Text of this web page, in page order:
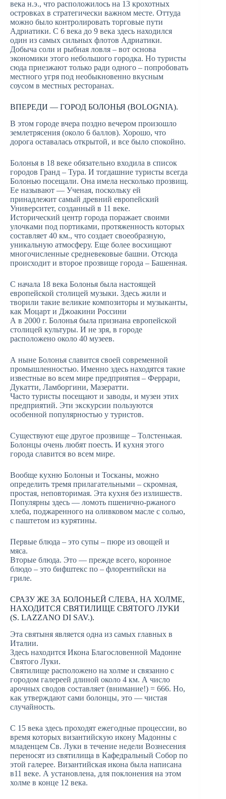
века н.э., что расположилось на 13 крохотных
островках в стратегически важном месте. Оттуда
можно было контролировать торговые пути
Адриатики. С 6 века до 9 века здесь находился
один из самых сильных флотов Адриатики.
Добыча соли и рыбная ловля – вот основа
экономики этого небольшого городка. Но туристы
сюда приезжают только ради одного – попробовать
местного угря под необыкновенно вкусным
соусом в местных ресторанах.
ВПЕРЕДИ — ГОРОД БОЛОНЬЯ (BOLOGNIA).
В этом городе вчера поздно вечером произошло
землетрясения (около 6 баллов). Хорошо, что
дорога оставалась открытой, и все было спокойно.
Болонья в 18 веке обязательно входила в список
городов Гранд – Тура. И тогдашние туристы всегда
Болонью посещали. Она имела несколько прозвищ.
Ее называют — Ученая, поскольку ей
принадлежит самый древний европейский
Университет, созданный в 11 веке.
Исторический центр города поражает своими
улочками под портиками, протяженность которых
составляет 40 км., что создает своеобразную,
уникальную атмосферу. Еще более восхищают
многочисленные средневековые башни. Отсюда
происходит и второе прозвище города – Башенная.
С начала 18 века Болонья была настоящей
европейской столицей музыки. Здесь жили и
творили такие великие композиторы и музыканты,
как Моцарт и Джоакини Россини
А в 2000 г. Болонья была признана европейской
столицей культуры. И не зря, в городе
расположено около 40 музеев.
А ныне Болонья славится своей современной
промышленностью. Именно здесь находятся такие
известные во всем мире предприятия – Феррари,
Дукатти, Ламборгини, Мазератти.
Часто туристы посещают и заводы, и музеи этих
предприятий. Эти экскурсии пользуются
особенной популярностью у туристов.
Существуют еще другое прозвище – Толстенькая.
Болонцы очень любят поесть. И кухня этого
города славится во всем мире.
Вообще кухню Болоньи и Тосканы, можно
определить тремя прилагательными – скромная,
простая, неповторимая. Эта кухня без излишеств.
Популярны здесь — ломоть пшенично-ржаного
хлеба, поджаренного на оливковом масле с солью,
с паштетом из курятины.
Первые блюда – это супы – пюре из овощей и
мяса.
Вторые блюда. Это — прежде всего, коронное
блюдо – это бифштекс по – флорентийски на
гриле.
СРАЗУ ЖЕ ЗА БОЛОНЬЕЙ СЛЕВА, НА ХОЛМЕ,
НАХОДИТСЯ СВЯТИЛИЩЕ СВЯТОГО ЛУКИ
(S. LAZZANO DI SAV.).
Эта святыня является одна из самых главных в
Италии.
Здесь находится Икона Благословенной Мадонне
Святого Луки.
Святилище расположено на холме и связанно с
городом галереей длиной около 4 км. А число
арочных сводов составляет (внимание!) = 666. Но,
как утверждают сами болонцы, это — чистая
случайность.
С 15 века здесь проходят ежегодные процессии, во
время которых византийскую икону Мадонны с
младенцем Св. Луки в течение недели Вознесения
переносят из святилища в Кафедральный Собор по
этой галерее. Византийская икона была написана
в11 веке. А установлена, для поклонения на этом
холме в конце 12 века.